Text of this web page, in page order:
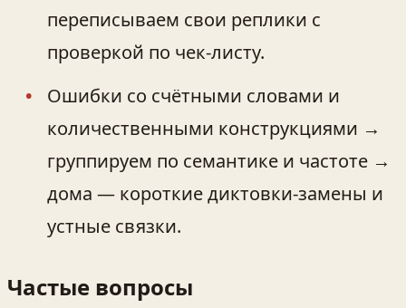
переписываем свои реплики с
проверкой по чек-листу.
Ошибки со счётными словами и
количественными конструкциями →
группируем по семантике и частоте →
дома — короткие диктовки-замены и
устные связки.
Частые вопросы